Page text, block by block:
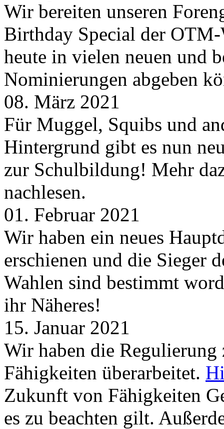
Wir bereiten unseren
Birthday Special der
heute in vielen neuen und
Nominierungen abgeben
08. März 2021
Für Muggel, Squibs und
Hintergrund gibt es nun
zur Schulbildung! Mehr
nachlesen.
01. Februar 2021
Wir haben ein neues
erschienen und die Sieger
Wahlen sind bestimmt
ihr Näheres!
15. Januar 2021
Wir haben die
Fähigkeiten überarbeitet.
Zukunft von Fähigkeiten
es zu beachten gilt.